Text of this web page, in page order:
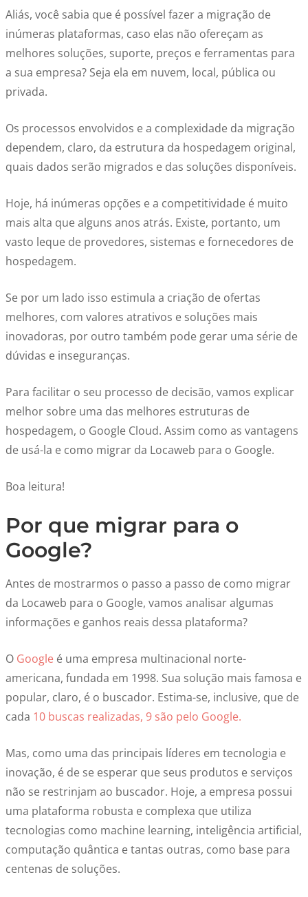
Aliás, você sabia que é possível fazer a migração de
inúmeras plataformas, caso elas não ofereçam as
melhores soluções, suporte, preços e ferramentas para
a sua empresa? Seja ela em nuvem, local, pública ou
privada.
Os processos envolvidos e a complexidade da migração
dependem, claro, da estrutura da hospedagem original,
quais dados serão migrados e das soluções disponíveis.
Hoje, há inúmeras opções e a competitividade é muito
mais alta que alguns anos atrás. Existe, portanto, um
vasto leque de provedores, sistemas e fornecedores de
hospedagem.
Se por um lado isso estimula a criação de ofertas
melhores, com valores atrativos e soluções mais
inovadoras, por outro também pode gerar uma série de
dúvidas e inseguranças.
Para facilitar o seu processo de decisão, vamos explicar
melhor sobre uma das melhores estruturas de
hospedagem, o Google Cloud. Assim como as vantagens
de usá-la e como migrar da Locaweb para o Google.
Boa leitura!
Por que migrar para o
Google?
Antes de mostrarmos o passo a passo de como migrar
da Locaweb para o Google, vamos analisar algumas
informações e ganhos reais dessa plataforma?
O Google é uma empresa multinacional norte-
americana, fundada em 1998. Sua solução mais famosa e
popular, claro, é o buscador. Estima-se, inclusive, que de
cada 10 buscas realizadas, 9 são pelo Google.
Mas, como uma das principais líderes em tecnologia e
inovação, é de se esperar que seus produtos e serviços
não se restrinjam ao buscador. Hoje, a empresa possui
uma plataforma robusta e complexa que utiliza
tecnologias como machine learning, inteligência artificial,
computação quântica e tantas outras, como base para
centenas de soluções.